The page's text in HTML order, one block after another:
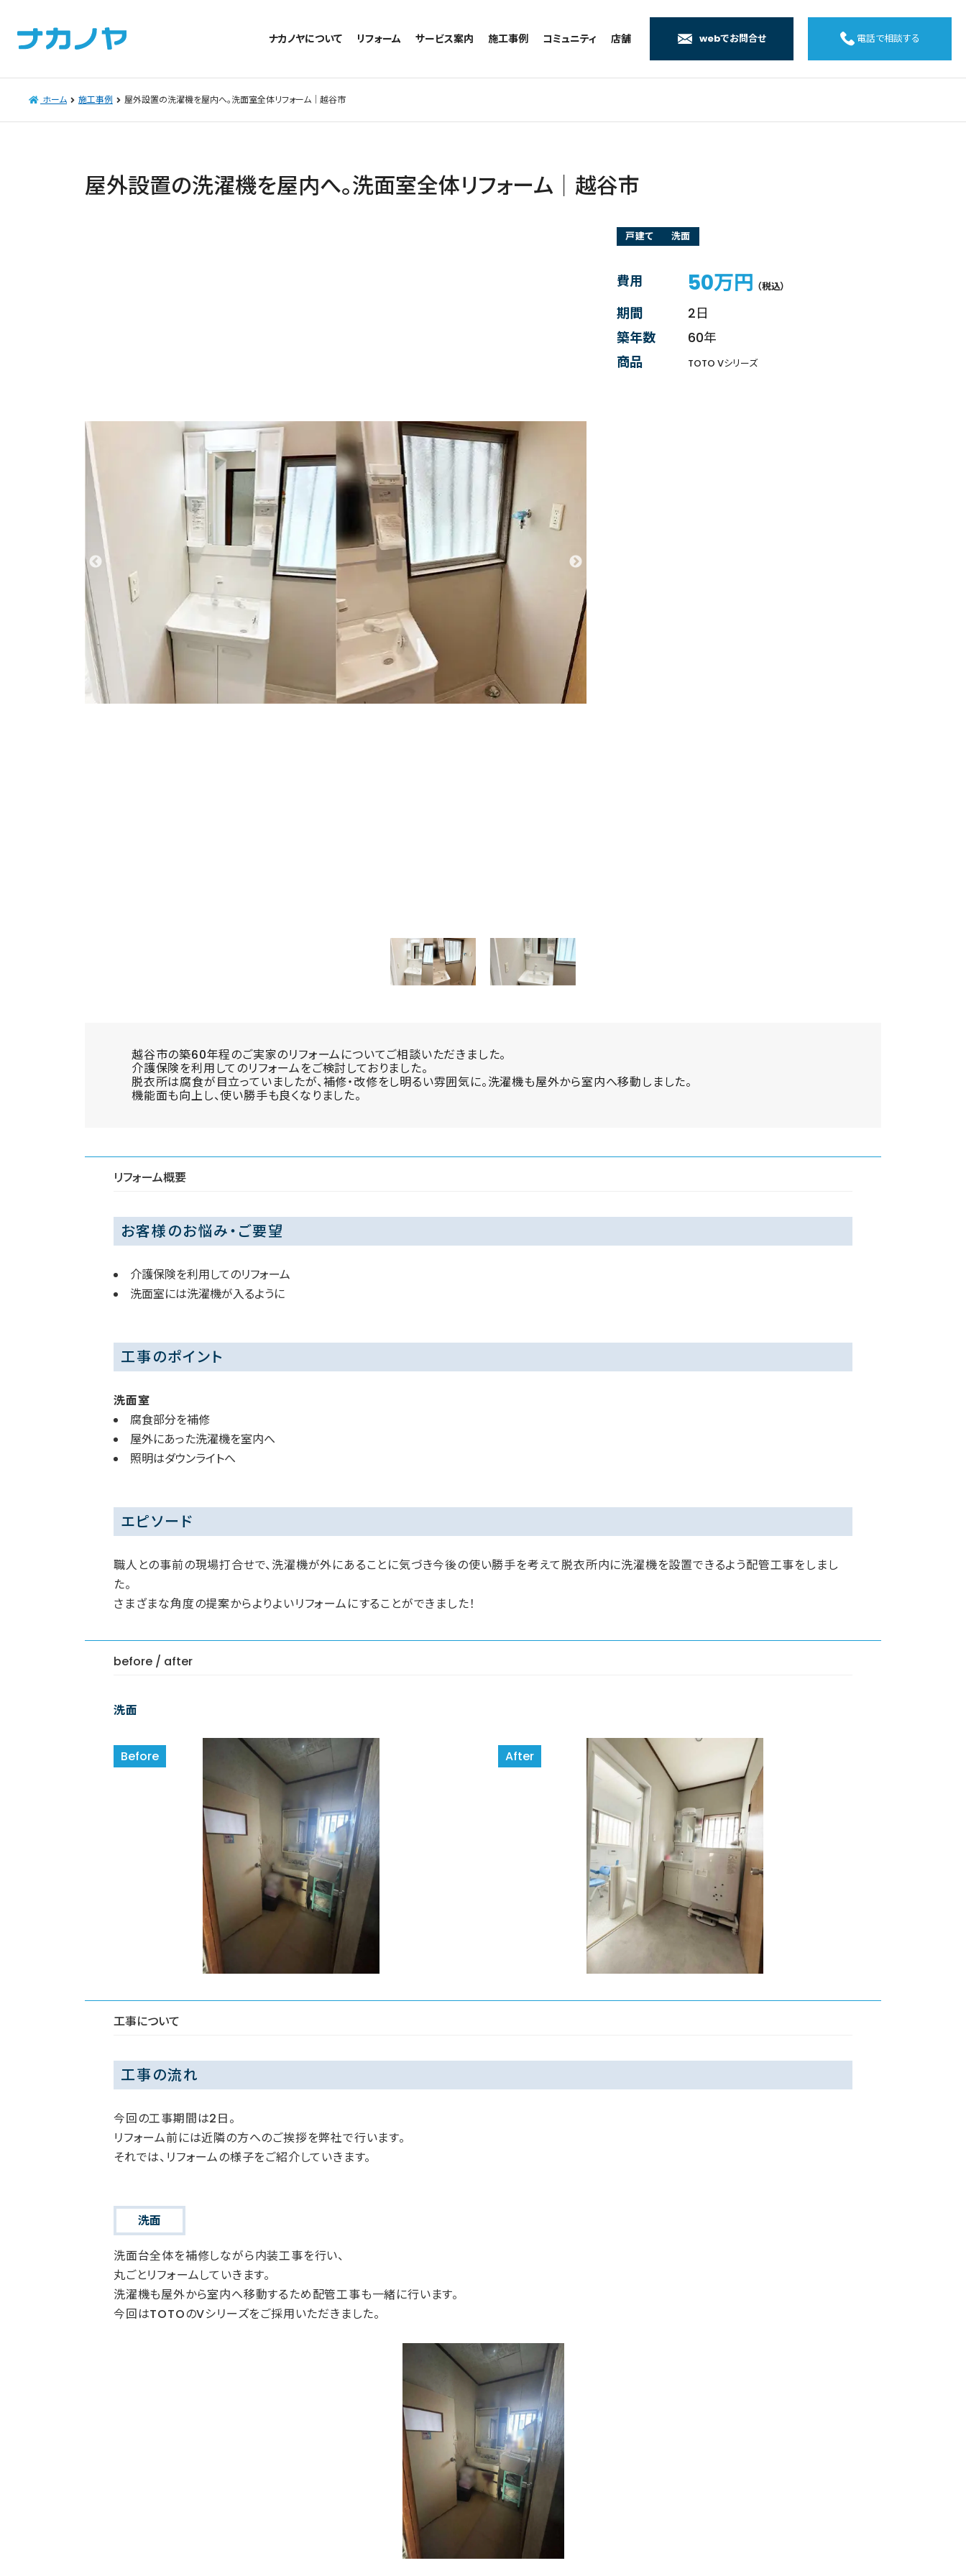
ナカノヤについて リフォーム
お風呂のリフォーム
洗面台のリフォーム
内装のリフォーム
水回りのリフォーム
サービス案内
相談室・よくある質問
施工事例
トイレの施工事例
キッチンの施工事例
コミュニティ
アルブル通信
ブログ
協力会社様専用
店舗
墨田店
日本橋店
webでお問合せ 電話で相談する
ホーム 施工事例 屋外設置の洗濯機を屋内へ。洗面室全体リフォーム│越谷市
屋外設置の洗濯機を屋内へ。洗面室全体リフォーム│越谷市
戸建て 洗面
費用 50万円 （税込）
期間
2日
築年数
60年
商品
TOTO Vシリーズ
越谷市の築60年程のご実家のリフォームについてご相談いただきました。
介護保険を利用してのリフォームをご検討しておりました。
脱衣所は腐食が目立っていましたが、補修・改修をし明るい雰囲気に。洗濯機も屋外から室内へ移動しました。
機能面も向上し、使い勝手も良くなりました。
リフォーム概要
お客様のお悩み・ご要望
介護保険を利用してのリフォーム
洗面室には洗濯機が入るように
工事のポイント
洗面室
腐食部分を補修
屋外にあった洗濯機を室内へ
照明はダウンライトへ
エピソード
職人との事前の現場打合せで、洗濯機が外にあることに気づき今後の使い勝手を考えて脱衣所内に洗濯機を設置できるよう配管工事をしまし
た。
さまざまな角度の提案からよりよいリフォームにすることができました！
before / after
洗面
工事について
工事の流れ
今回の工事期間は2日。
リフォーム前には近隣の方へのご挨拶を弊社で行います。
それでは、リフォームの様子をご紹介していきます。
洗面
洗面台全体を補修しながら内装工事を行い、
丸ごとリフォームしていきます。
洗濯機も屋外から室内へ移動するため配管工事も一緒に行います。
今回はTOTOのVシリーズをご採用いただきました。